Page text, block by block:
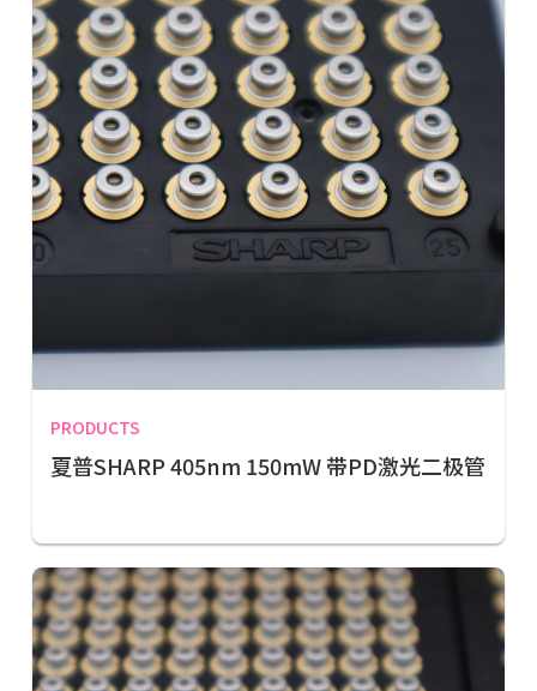
PRODUCTS
夏普SHARP 405nm 150mW 带PD激光二极管